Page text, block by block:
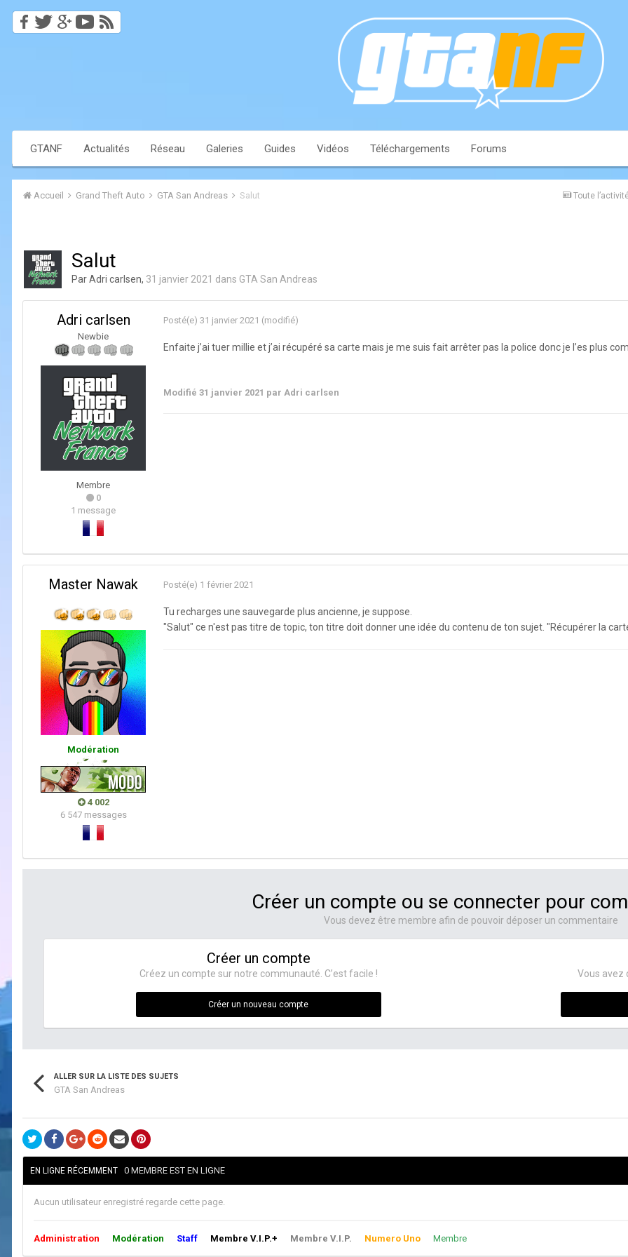
GTANF Actualités Réseau Galeries Guides Vidéos Téléchargements Forums
Toute
Accueil Grand Theft Auto GTA San Andreas Salut
Salut
ParAdri carlsen, 31 janvier 2021 dans GTA San Andreas
Adri carlsen
Newbie
Membre
0
1 message
Posté(e) 31 janvier 2021 (modifié)
Enfaite j’ai tuer millie et j’ai récupéré sa carte mais je me suis fait arrêter pas la police donc je l’es plus
Modifié 31 janvier 2021 par Adri carlsen
Master Nawak
Modération
4 002
6 547 messages
Posté(e) 1 février 2021
Tu recharges une sauvegarde plus ancienne, je suppose.
"Salut" ce n'est pas titre de topic, ton titre doit donner une idée du contenu de ton sujet. "Récupérer la
Créer un compte ou se connecter pour
Vous devez être membre afin de pouvoir déposer un commentaire
Créer un compte
Créez un compte sur notre communauté. C’est facile !
Créer un nouveau compte
Vous avez
ALLER SUR LA LISTE DES SUJETS
GTA San Andreas
EN LIGNE RÉCEMMENT 0 MEMBRE EST EN LIGNE
Aucun utilisateur enregistré regarde cette page.
Administration Modération Staff Membre V.I.P.+ Membre V.I.P. Numero Uno Membre